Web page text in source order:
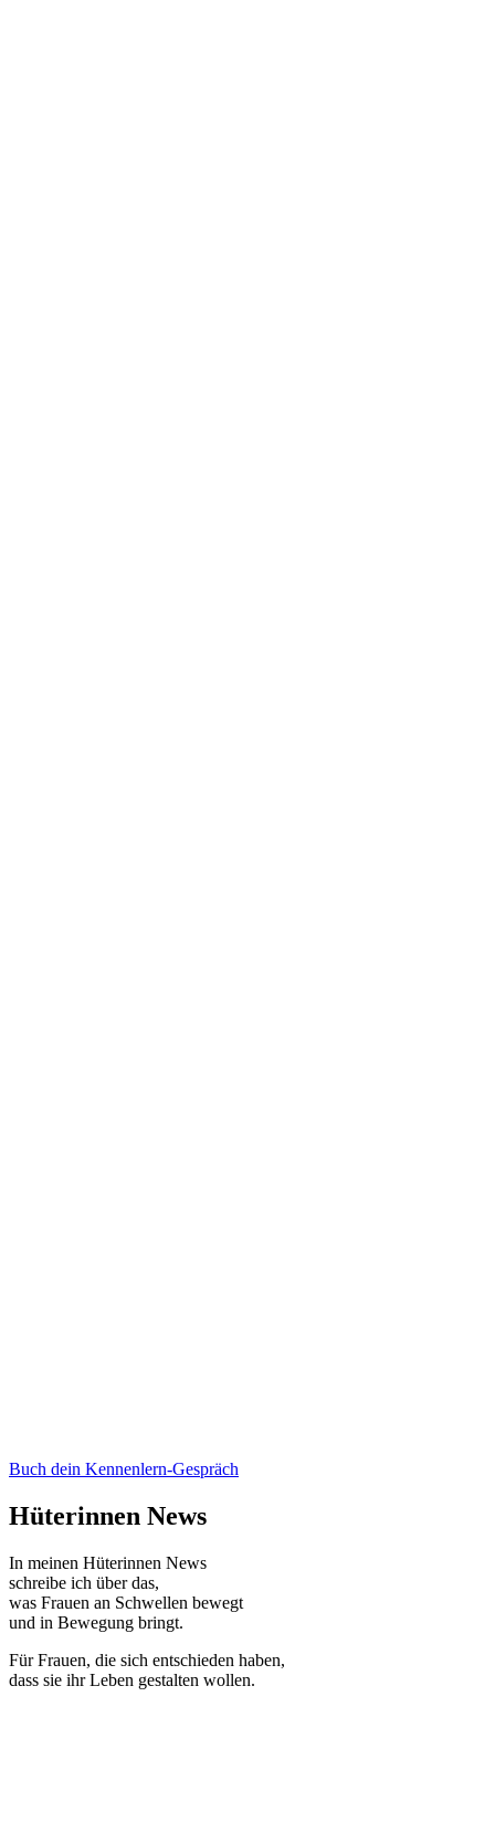
Buch dein Kennenlern-Gespräch
Hüterinnen News
In meinen Hüterinnen News
schreibe ich über das,
was Frauen an Schwellen bewegt
und in Bewegung bringt.
Für Frauen, die sich entschieden haben,
dass sie ihr Leben gestalten wollen.